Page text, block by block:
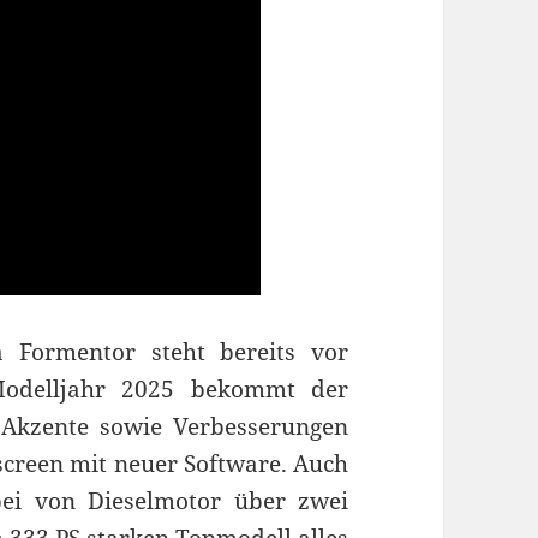
Formentor steht bereits vor
2025 bekommt der
sowie Verbesserungen
mit neuer Software. Auch
von Dieselmotor über zwei